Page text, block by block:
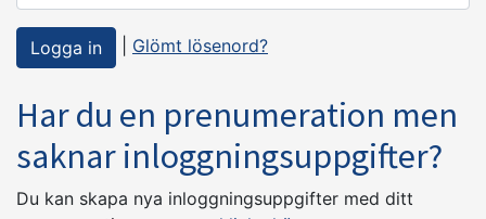
Glömt lösenord?
Har du en prenumeration men
saknar inloggningsuppgifter?
Du kan skapa nya inloggningsuppgifter med ditt